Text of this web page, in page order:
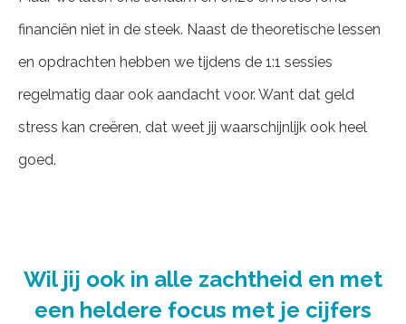
financiën niet in de steek. Naast de theoretische lessen
en opdrachten hebben we tijdens de 1:1 sessies
regelmatig daar ook aandacht voor. Want dat geld
stress kan creëren, dat weet jij waarschijnlijk ook heel
goed.
Wil jij ook in alle zachtheid en met
een heldere focus met je cijfers